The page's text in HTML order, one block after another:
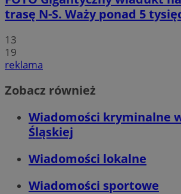
trasę N-S. Waży ponad 5
13
19
reklama
Zobacz również
Wiadomości kryminalne
Śląskiej
Wiadomości lokalne
Wiadomości sportowe